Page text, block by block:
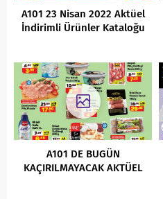
A101 23 Nisan 2022 Aktüel
İndirimli Ürünler Kataloğu
A101 DE BUGÜN
KAÇIRILMAYACAK AKTÜEL